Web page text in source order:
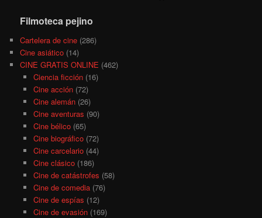
Filmoteca pejino
Cartelera de cine (286)
Cine asiático (14)
CINE GRATIS ONLINE (462)
Ciencia ficción(16)
Cine acción(72)
Cine alemán(26)
Cine aventuras (90)
Cine bélico(65)
Cine biográfico(72)
Cine carcelario(44)
Cine clásico(186)
Cine de catástrofes (58)
Cine de comedia(76)
Cine de espías (12)
Cine de evasión(169)